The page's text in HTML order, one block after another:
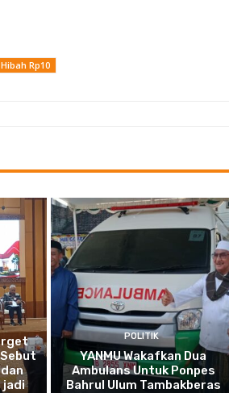
Rp10
jadi
POLITIK
YANMU Wakafkan Dua
Ambulans Untuk Ponpes
Bahrul Ulum Tambakberas